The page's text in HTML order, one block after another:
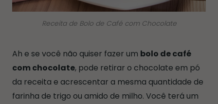
Receita de Bolo de Café com Chocolate
Ah e se você não quiser fazer um bolo de café
com chocolate, pode retirar o chocolate em pó
da receita e acrescentar a mesma quantidade de
farinha de trigo ou amido de milho. Você terá um